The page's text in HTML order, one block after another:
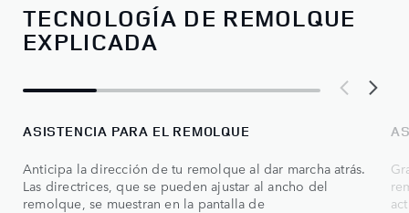
TECNOLOGÍA DE REMOLQUE
EXPLICADA
ASISTENCIA PARA EL REMOLQUE
Anticipa la dirección de tu remolque al dar marcha atrás.
Las directrices, que se pueden ajustar al ancho del
remolque, se muestran en la pantalla de